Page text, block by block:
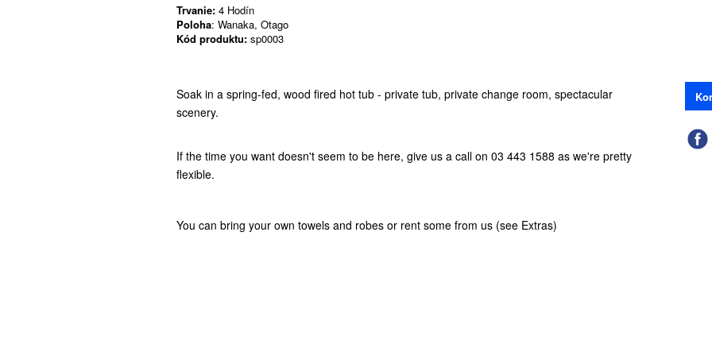
Trvanie: 4 Hodín
Poloha: Wanaka, Otago
Kód produktu: sp0003
Soak in a spring-fed, wood fired hot tub - private tub, private change room, spectacular
scenery.
If the time you want doesn't seem to be here, give us a call on 03 443 1588 as we're pretty
flexible.
You can bring your own towels and robes or rent some from us (see Extras)